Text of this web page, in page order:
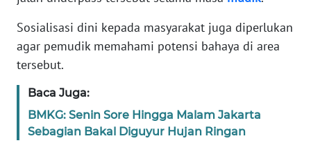
Sosialisasi dini kepada masyarakat juga diperlukan
agar pemudik memahami potensi bahaya di area
tersebut.
Baca Juga:
BMKG: Senin Sore Hingga Malam Jakarta
Sebagian Bakal Diguyur Hujan Ringan
SUMUT
WN
JAKARTA
WN
JABAR